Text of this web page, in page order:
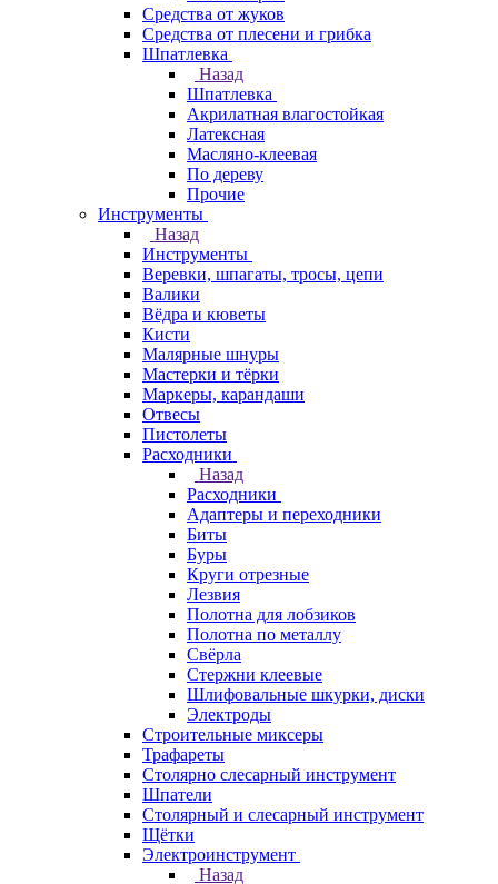
Средства от жуков
Средства от плесени и грибка
Шпатлевка
Назад
Шпатлевка
Акрилатная влагостойкая
Латексная
Масляно-клеевая
По дереву
Прочие
Инструменты
Назад
Инструменты
Веревки, шпагаты, тросы, цепи
Валики
Вёдра и кюветы
Кисти
Малярные шнуры
Мастерки и тёрки
Маркеры, карандаши
Отвесы
Пистолеты
Расходники
Назад
Расходники
Адаптеры и переходники
Биты
Буры
Круги отрезные
Лезвия
Полотна для лобзиков
Полотна по металлу
Свёрла
Стержни клеевые
Шлифовальные шкурки, диски
Электроды
Строительные миксеры
Трафареты
Столярно слесарный инструмент
Шпатели
Столярный и слесарный инструмент
Щётки
Электроинструмент
Назад